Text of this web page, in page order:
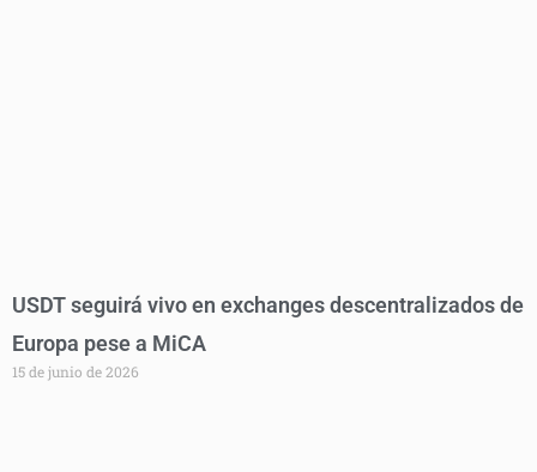
USDT seguirá vivo en exchanges descentralizados de
Europa pese a MiCA
15 de junio de 2026